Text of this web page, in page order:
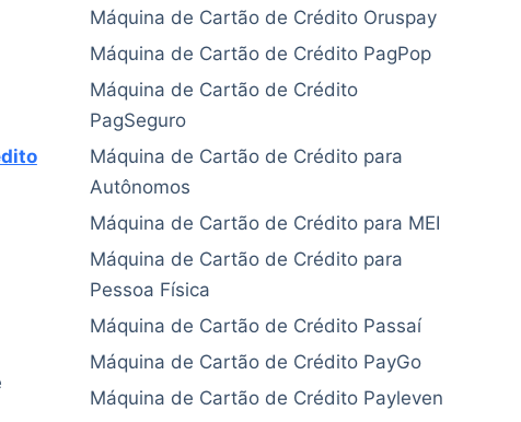
Máquina de Cartão de Crédito Oruspay
Máquina de Cartão de Crédito PagPop
Máquina de Cartão de Crédito
PagSeguro
Máquina de Cartão de Crédito para
Autônomos
Máquina de Cartão de Crédito para MEI
Máquina de Cartão de Crédito para
Pessoa Física
Máquina de Cartão de Crédito Passaí
Máquina de Cartão de Crédito PayGo
Máquina de Cartão de Crédito Payleven